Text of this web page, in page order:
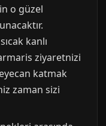
o güzel
kanlı
ziyaretnizi
katmak
zaman sizi